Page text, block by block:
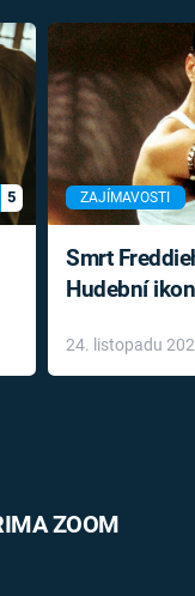
5 ZAJÍMAVOSTI
Smrt
Hudební
léky
24. listopadu
ZOOM